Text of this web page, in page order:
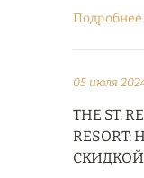
Подробнее
05 июля
THE ST.
СКИДКОЙ